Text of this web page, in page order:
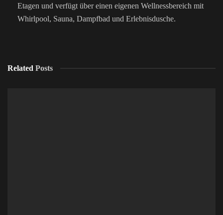
Etagen und verfügt über einen eigenen Wellnessbereich mit
Whirlpool, Sauna, Dampfbad und Erlebnisdusche.
Related Posts